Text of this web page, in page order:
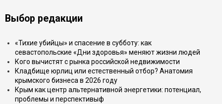
Выбор редакции
«Тихие убийцы» и спасение в субботу: как
севастопольские «Дни здоровья» меняют жизни людей
Кого вычистят с рынка российской недвижимости
Кладбище юрлиц или естественный отбор? Анатомия
крымского бизнеса в 2026 году
Крым как центр альтернативной энергетики: потенциал,
проблемы и перспективыф